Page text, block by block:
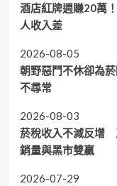
酒店紅牌週賺20萬
人收入差
2026-08-05
朝野惡鬥不休卻為
不尋常
2026-08-03
菸稅收入不減反增
銷量與黑市雙贏
2026-07-29